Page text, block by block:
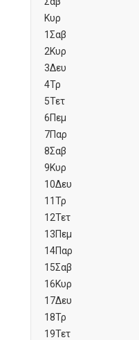
Κυρ
1Σαβ
2Κυρ
3Δευ
4Τρ
5Τετ
6Πεμ
7Παρ
8Σαβ
9Κυρ
10Δευ
11Τρ
12Τετ
13Πεμ
14Παρ
15Σαβ
16Κυρ
17Δευ
18Τρ
19Τετ